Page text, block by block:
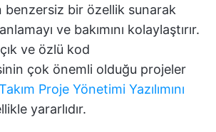
benzersiz bir özellik sunarak
ve bakımını kolaylaştırır.
ve özlü kod
çok önemli olduğu projeler
Proje Yönetimi Yazılımını
yararlıdır.